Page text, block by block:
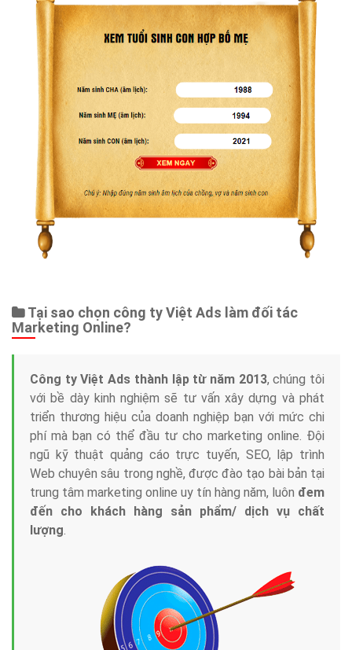
Web Store
Dịch vụ liên quan
Other Ads
Quảng Cáo Google
App